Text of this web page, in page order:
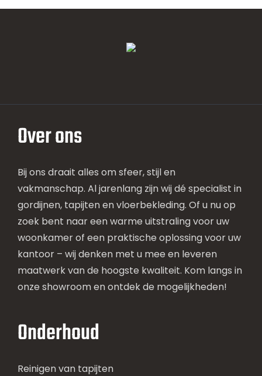
Over ons
Bij ons draait alles om sfeer, stijl en
vakmanschap. Al jarenlang zijn wij dé specialist in
gordijnen, tapijten en vloerbekleding. Of u nu op
zoek bent naar een warme uitstraling voor uw
woonkamer of een praktische oplossing voor uw
kantoor – wij denken met u mee en leveren
maatwerk van de hoogste kwaliteit. Kom langs in
onze showroom en ontdek de mogelijkheden!
Onderhoud
Reinigen van tapijten